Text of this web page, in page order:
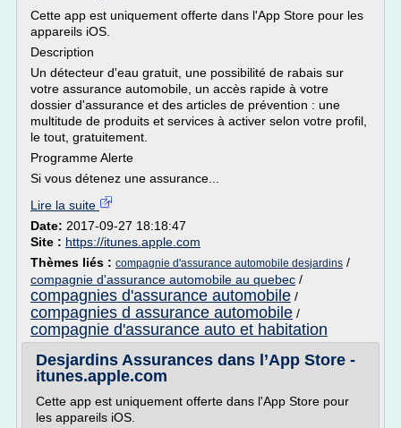
Cette app est uniquement offerte dans l'App Store pour les
appareils iOS.
Description
Un détecteur d'eau gratuit, une possibilité de rabais sur
votre assurance automobile, un accès rapide à votre
dossier d'assurance et des articles de prévention : une
multitude de produits et services à activer selon votre profil,
le tout, gratuitement.
Programme Alerte
Si vous détenez une assurance...
Lire la suite
Date: 2017-09-27 18:18:47
Site : https://itunes.apple.com
Thèmes liés : compagnie d'assurance automobile desjardins /
compagnie d'assurance automobile au quebec /
compagnies d'assurance automobile /
compagnies d assurance automobile /
compagnie d'assurance auto et habitation
Desjardins Assurances dans l’App Store -
itunes.apple.com
Cette app est uniquement offerte dans l'App Store pour
les appareils iOS.